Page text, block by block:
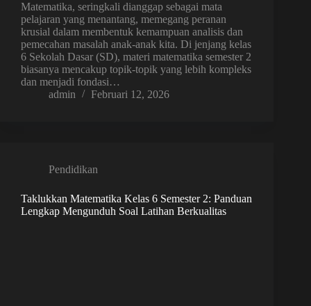
Matematika, seringkali dianggap sebagai mata
pelajaran yang menantang, memegang peranan
krusial dalam membentuk kemampuan analisis dan
pemecahan masalah anak-anak kita. Di jenjang kelas
6 Sekolah Dasar (SD), materi matematika semester 2
biasanya mencakup topik-topik yang lebih kompleks
dan menjadi fondasi…
admin
Februari 12, 2026
Pendidikan
Taklukkan Matematika Kelas 6 Semester 2: Panduan
Lengkap Mengunduh Soal Latihan Berkualitas